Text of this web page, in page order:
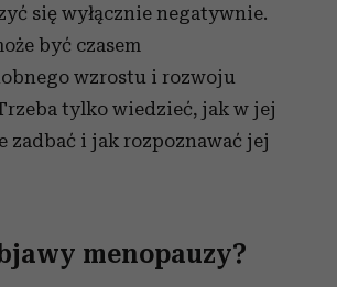
się wyłącznie negatywnie.
być czasem
wzrostu i rozwoju
tylko wiedzieć, jak w jej
zadbać i jak rozpoznawać jej
menopauzy?